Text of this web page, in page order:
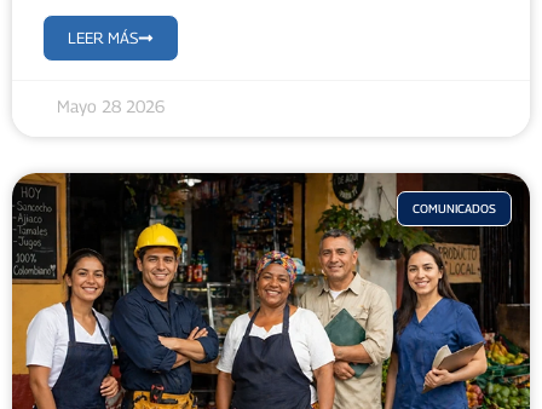
LEER MÁS
Mayo 28 2026
COMUNICADOS